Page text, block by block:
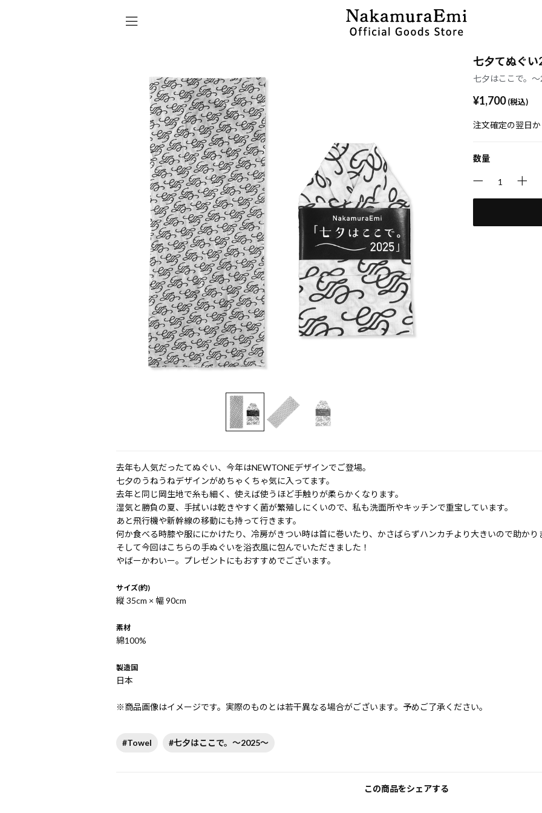
七夕てぬぐい
七夕はここで。
¥1,700 (税込)
注文確定の翌日
数量
去年も人気だったてぬぐい、今年はNEWTONEデザインでご登場。
七夕のうねうねデザインがめちゃくちゃ気に入ってます。
去年と同じ岡生地で糸も細く、使えば使うほど手触りが柔らかくなります。
湿気と勝負の夏、手拭いは乾きやすく菌が繁殖しにくいので、私も洗面所やキッチンで重宝しています。
あと飛行機や新幹線の移動にも持って行きます。
何か食べる時膝や服ににかけたり、冷房がきつい時は首に巻いたり、かさばらずハンカチより大きいので助かり
そして今回はこちらの手ぬぐいを浴衣風に包んでいただきました！
やばーかわいー。プレゼントにもおすすめでございます。
サイズ(約)
縦 35cm × 幅 90cm
素材
綿100%
製造国
日本
※商品画像はイメージです。実際のものとは若干異なる場合がございます。予めご了承ください。
#Towel #七夕はここで。～2025～
この商品をシェアする